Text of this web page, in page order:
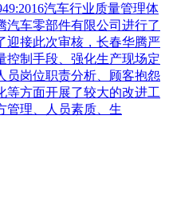
汽车行业质量管理体
汽车零部件有限公司进行了
迎接此次审核，长春华腾严
控制手段、强化生产现场定
员岗位职责分析、顾客抱怨
等方面开展了较大的改进工
管理、人员素质、生